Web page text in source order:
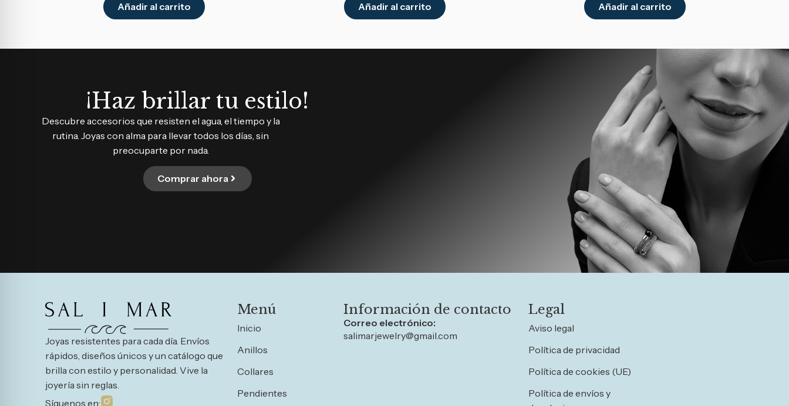
Añadir al carrito Añadir al carrito Añadir al carrito
¡Haz brillar tu estilo!
Descubre accesorios que resisten el agua, el tiempo y la
rutina. Joyas con alma para llevar todos los días, sin
preocuparte por nada.
Comprar ahora
Joyas resistentes para cada día. Envíos
rápidos, diseños únicos y un catálogo que
brilla con estilo y personalidad. Vive la
joyería sin reglas.
Síguenos en:
Menú
Inicio
Anillos
Collares
Pendientes
Información de contacto
Correo electrónico:
salimarjewelry@gmail.com
Legal
Aviso legal
Política de privacidad
Política de cookies (UE)
Política de envíos y